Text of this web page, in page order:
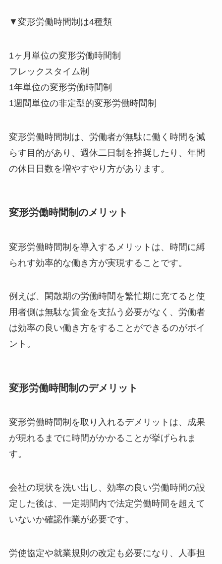
▼変形労働時間制は4種類
1ヶ月単位の変形労働時間制
フレックスタイム制
1年単位の変形労働時間制
1週間単位の非定型的変形労働時間制
変形労働時間制は、労働者が無駄に働く時間を減
らす目的があり、週休二日制を推奨したり、年間
の休日日数を増やすやり方があります。
変形労働時間制のメリット
変形労働時間制を導入するメリットは、時間に縛
られす効率的な働き方が実現することです。
例えば、閑散期の労働時間を繁忙期に充てると使
用者側は無駄な賃金を支払う必要がなく、労働者
は効率の良い働き方をすることができるのがポイ
ント。
変形労働時間制のデメリット
変形労働時間制を取り入れるデメリットは、成果
が現れるまでに時間がかかることが挙げられま
す。
会社の現状を洗い出し、効率の良い労働時間の設
定した後は、一定期間内で法定労働時間を超えて
いないか確認作業が必要です。
労使協定や就業規則の改定も必要になり、人事担